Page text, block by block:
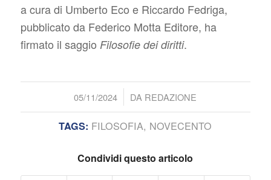
a cura di Umberto Eco e Riccardo Fedriga,
pubblicato da Federico Motta Editore, ha
firmato il saggio Filosofie dei diritti.
05/11/2024
/ DA REDAZIONE
TAGS: FILOSOFIA, NOVECENTO
Condividi questo articolo